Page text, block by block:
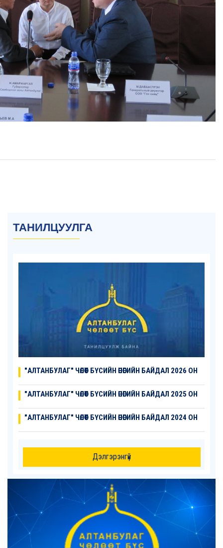
ТАНИЛЦУУЛГА
"АЛТАНБУЛАГ" ЧӨЛӨӨТ БҮСИЙН ӨНӨӨГИЙН БАЙДАЛ 2026 ОН
"АЛТАНБУЛАГ" ЧӨЛӨӨТ БҮСИЙН ӨНӨӨГИЙН БАЙДАЛ 2025 ОН
"АЛТАНБУЛАГ" ЧӨЛӨӨТ БҮСИЙН ӨНӨӨГИЙН БАЙДАЛ 2024 ОН
Дэлгэрэнгүй